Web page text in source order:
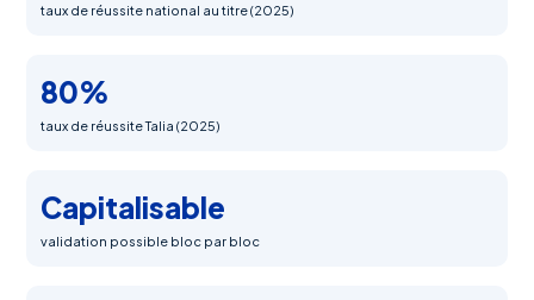
taux de réussite national au titre (2025)
80%
taux de réussite Talia (2025)
Capitalisable
validation possible bloc par bloc